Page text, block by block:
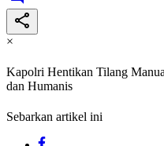
×
Kapolri Hentikan Tilang
dan Humanis
Sebarkan artikel ini